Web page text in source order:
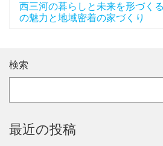
西三河の暮らしと未来を形づく
の魅力と地域密着の家づくり
検索
最近の投稿